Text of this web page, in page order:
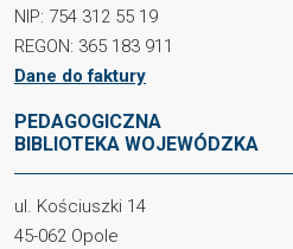
NIP: 754 312 55 19
REGON: 365 183 911
Dane do faktury
PEDAGOGICZNA
BIBLIOTEKA WOJEWÓDZKA
ul. Kościuszki 14
45-062 Opole